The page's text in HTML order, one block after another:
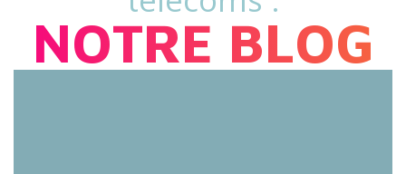
NOTRE BLOG